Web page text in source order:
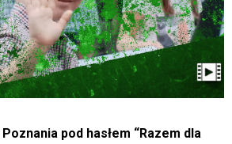
pod hasłem “Razem dla